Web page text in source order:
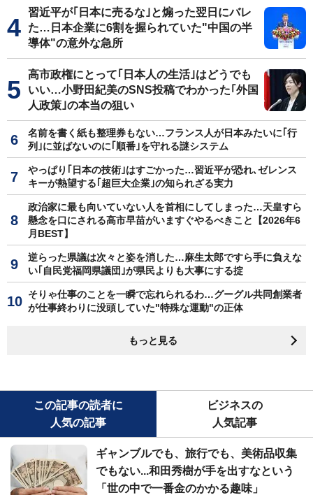
習近平が｢日本に売るな｣と煽った翌日にバレ
た…日本企業に6割を握られていた"中国の半
導体"の意外な急所
高市政権にとって｢日本人の生活｣はどうでも
いい…小野田紀美のSNS投稿でわかった｢外国
人政策｣の本当の狙い
名前を書く紙も整理券もない…フランス人が日本みたいに｢行
列｣に並ばないのに｢順番｣を守れる謎システム
やっぱり｢日本の技術｣はすごかった…習近平が恐れ､ゼレンス
キーが熱望する｢超巨大企業｣の知られざる実力
政治家に最も向いていない人を首相にしてしまった…天皇すら
懸念を口にされる高市早苗がいますぐやるべきこと【2026年6
月BEST】
逆らった県議は次々と姿を消した…麻生太郎ですら手に負えな
い｢自民党福岡県議団｣が県民よりも大事にする掟
そりゃ仕事のことを一瞬で忘れられるわ…グーグル共同創業者
が仕事終わりに没頭していた"特殊な運動"の正体
もっと見る
この記事の読者に
人気の記事
ビジネスの
人気記事
ギャンブルでも、旅行でも、美術品収集
でもない...和田秀樹が手を出すなという
「世の中で一番金のかかる趣味」